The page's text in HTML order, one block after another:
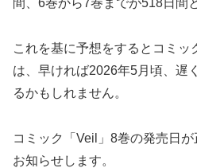
間、6巻から7巻までが518日間
これを基に予想をするとコミッ
は、早ければ2026年5月頃、遅
るかもしれません。
コミック「Veil」8巻の発売日
お知らせします。